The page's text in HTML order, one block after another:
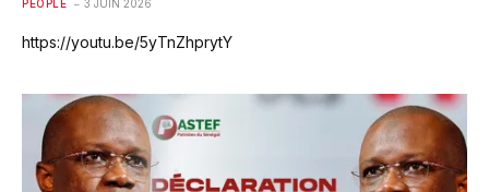
PEOPLE 3 JUIN 2026
https://youtu.be/5yTnZhprytY